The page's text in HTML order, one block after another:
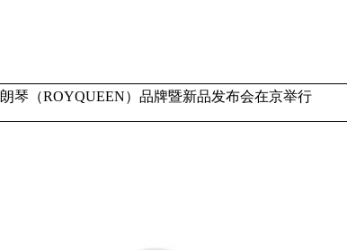
朗琴（ROYQUEEN）品牌暨新品发布会在京举行